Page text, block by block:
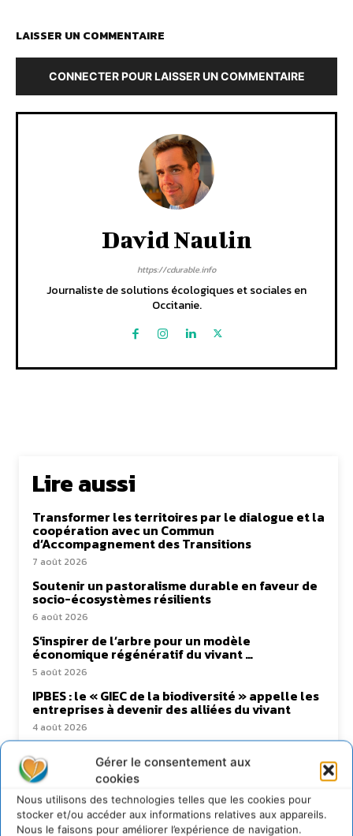
Gérer le consentement aux
cookies
Nous utilisons des technologies telles que les cookies pour
stocker et/ou accéder aux informations relatives aux appareils.
Nous le faisons pour améliorer l’expérience de navigation.
LAISSER UN COMMENTAIRE
CONNECTER POUR LAISSER UN COMMENTAIRE
David Naulin
https://cdurable.info
Journaliste de solutions écologiques et sociales en
Occitanie.
Lire aussi
Transformer les territoires par le dialogue et la
coopération avec un Commun
d’Accompagnement des Transitions
7 août 2026
Soutenir un pastoralisme durable en faveur de
socio-écosystèmes résilients
6 août 2026
S’inspirer de l’arbre pour un modèle
économique régénératif du vivant …
5 août 2026
IPBES : le « GIEC de la biodiversité » appelle les
entreprises à devenir des alliées du vivant
4 août 2026
Newsletter